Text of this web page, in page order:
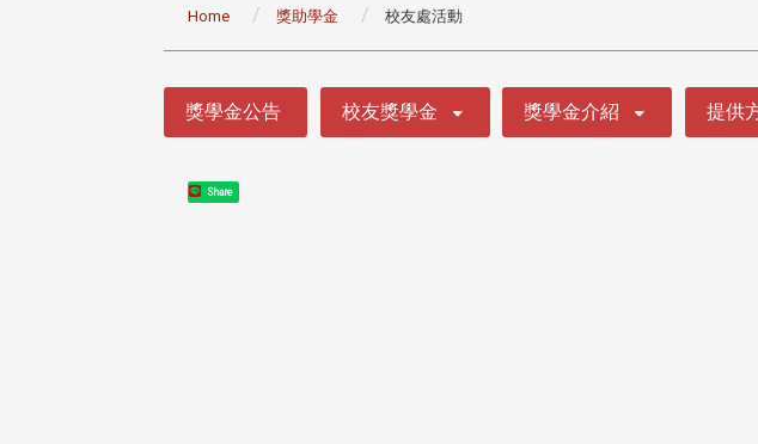
Home 獎助學金 校友處活動
獎學金公告 校友獎學金 獎學金介紹 提供
Share